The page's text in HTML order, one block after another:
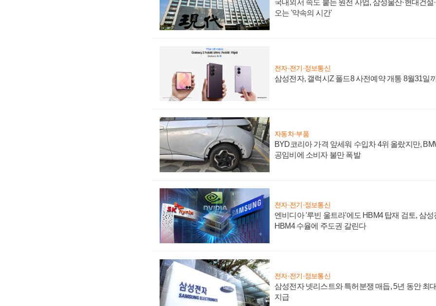
국내외서 속도 붙는 원전 사업, 삼성물산·현대건설
오는 '약속의 시간'
전자·전기·정보통신
삼성전자, 갤럭시Z 폴드8 사전예약 개통 8월31일
자동차·부품
BYD코리아 가격 앞세워 수입차 4위 올랐지만,
공임비에 소비자 불만 폭발
전자·전기·정보통신
엔비디아 '루빈 울트라'에도 HBM4 탑재 검토, 삼성
HBM4 수율에 주도권 갈린다
전자·전기·정보통신
삼성전자 넷리스트와 특허분쟁 매듭, 5년 동안 최
지급